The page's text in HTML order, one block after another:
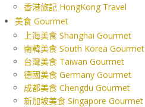
香港旅記 HongKong Travel
美食 Gourmet
上海美食 Shanghai Gourmet
南韓美食 South Korea Gourmet
台灣美食 Taiwan Gourmet
德國美食 Germany Gourmet
成都美食 Chengdu Gourmet
新加坡美食 Singapore Gourmet